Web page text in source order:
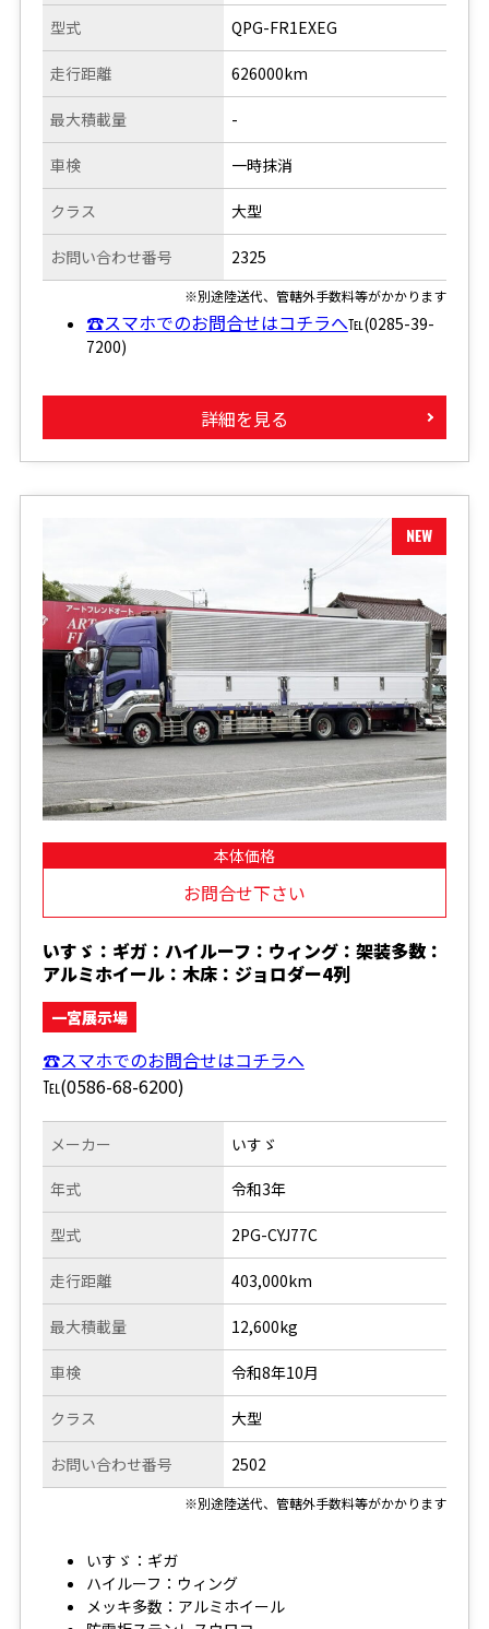
型式
走行距離
QPG-FR1EXEG
626000km
最大積載量
車検
クラス
お問い合わせ番号
-
一時抹消
大型
2325
※別途陸送代、管轄外手数料等がかかります
☎スマホでのお問合せはコチラへ℡(0285-39-
7200)
詳細を見る
本体価格
お問合せ下さい
いすゞ：ギガ：ハイルーフ：ウィング：架装多数：
アルミホイール：木床：ジョロダー4列
一宮展示場
☎スマホでのお問合せはコチラへ
℡(0586-68-6200)
メーカー
年式
型式
走行距離
いすゞ
令和3年
2PG-CYJ77C
403,000km
最大積載量
車検
クラス
お問い合わせ番号
12,600kg
令和8年10月
大型
2502
※別途陸送代、管轄外手数料等がかかります
いすゞ：ギガ
ハイルーフ：ウィング
メッキ多数：アルミホイール